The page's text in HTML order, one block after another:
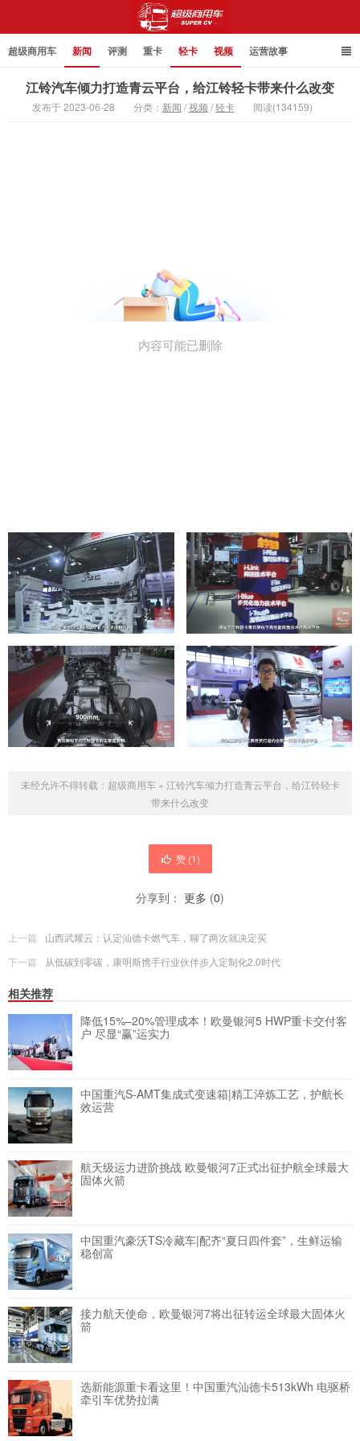
超级商用车 新闻 评测 重卡 轻卡 视频 运营故事
江铃汽车倾力打造青云平台，给江铃轻卡带来什么改变
发布于 2023-06-28 分类： 新闻 /视频 /轻卡 阅读(134159)
未经允许不得转载： 超级商用车» 江铃汽车倾力打造青云平台，给江铃轻卡
带来什么改变
赞 (1)
分享到： 更多 (0)
上一篇
山西武耀云：认定汕德卡燃气车，聊了两次就决定买
下一篇
从低碳到零碳，康明斯携手行业伙伴步入定制化2.0时代
相关推荐
降低15%–20%管理成本！欧曼银河5 HWP重卡交付客
户 尽显“赢”运实力
中国重汽S-AMT集成式变速箱|精工淬炼工艺，护航长
效运营
航天级运力进阶挑战 欧曼银河7正式出征护航全球最大
固体火箭
中国重汽豪沃TS冷藏车|配齐“夏日四件套”，生鲜运输
稳创富
接力航天使命，欧曼银河7将出征转运全球最大固体火
箭
选新能源重卡看这里！中国重汽汕德卡513kWh 电驱桥
牵引车优势拉满